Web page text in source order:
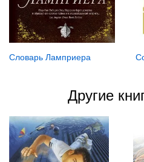
Словарь Ламприера
Другие